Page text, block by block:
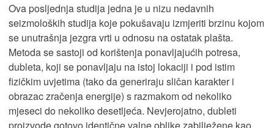
Ova posljednja studija jedna je u nizu nedavnih
seizmoloških studija koje pokušavaju izmjeriti brzinu kojom
se unutrašnja jezgra vrti u odnosu na ostatak plašta.
Metoda se sastoji od korištenja ponavljajućih potresa,
dubleta, koji se ponavljaju na istoj lokaciji i pod istim
fizičkim uvjetima (tako da generiraju sličan karakter i
obrazac zračenja energije) s razmakom od nekoliko
mjeseci do nekoliko desetljeća. Nevjerojatno, dubleti
proizvode gotovo identične valne oblike zabilježene kao